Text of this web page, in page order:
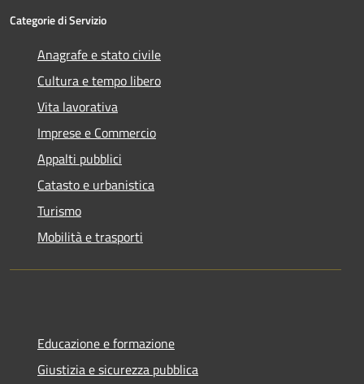
Categorie di Servizio
Anagrafe e stato civile
Cultura e tempo libero
Vita lavorativa
Imprese e Commercio
Appalti pubblici
Catasto e urbanistica
Turismo
Mobilità e trasporti
Educazione e formazione
Giustizia e sicurezza pubblica